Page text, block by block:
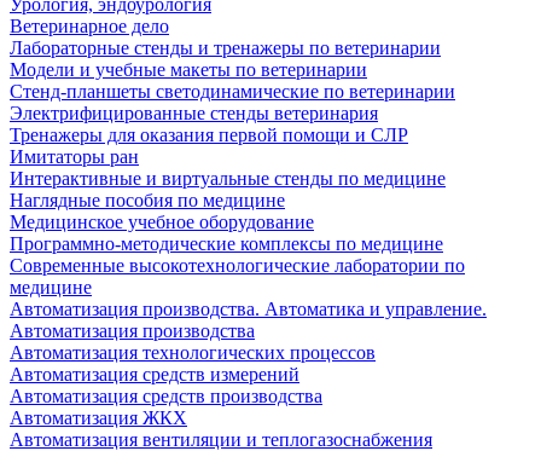
Урология, эндоурология
Ветеринарное дело
Лабораторные стенды и тренажеры по ветеринарии
Модели и учебные макеты по ветеринарии
Стенд-планшеты светодинамические по ветеринарии
Электрифицированные стенды ветеринария
Тренажеры для оказания первой помощи и СЛР
Имитаторы ран
Интерактивные и виртуальные стенды по медицине
Наглядные пособия по медицине
Медицинское учебное оборудование
Программно-методические комплексы по медицине
Современные высокотехнологические лаборатории по
медицине
Автоматизация производства. Автоматика и управление.
Автоматизация производства
Автоматизация технологических процессов
Автоматизация средств измерений
Автоматизация средств производства
Автоматизация ЖКХ
Автоматизация вентиляции и теплогазоснабжения